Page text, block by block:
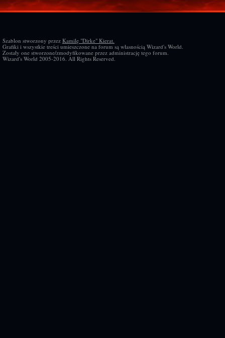
Szablon stworzony przez Kamilę "Dirke" Kierat.
Grafiki i wszystkie treści umieszczone na forum są własnością Wizard's World.
Zostały one stworzone/zmodyfikowane przez administrację tego forum.
Wizard's World 2005-2016. All Rights Reserved.